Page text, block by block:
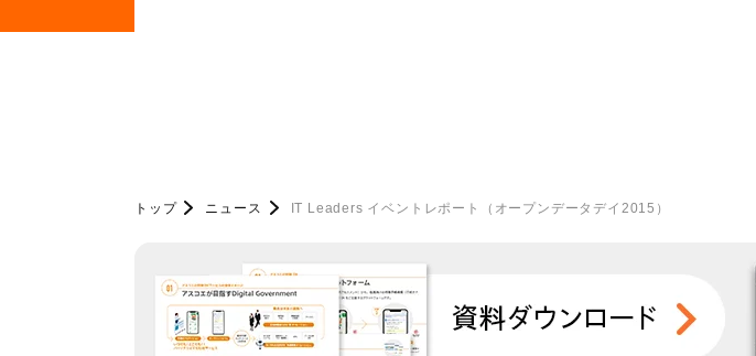
トップ ニュース IT Leaders イベントレポート（オープンデータデイ2015）